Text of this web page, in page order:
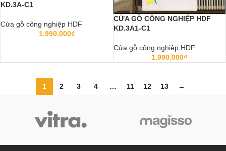
KD.3A-C1
Cửa gỗ công nghiệp HDF
1.990.000₫
CỬA GỖ CÔNG NGHIỆP HDF
KD.3A1-C1
Cửa gỗ công nghiệp HDF
1.990.000₫
1 2 3 4 … 11 12 13 →